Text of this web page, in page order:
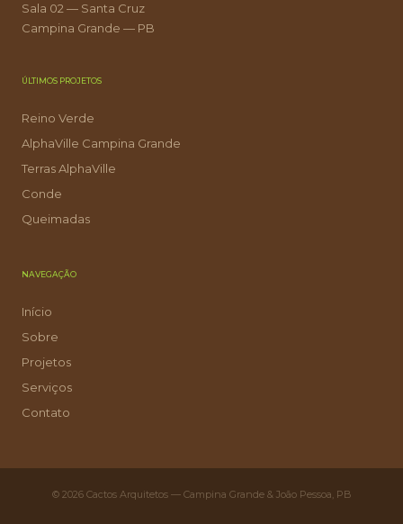
Sala 02 — Santa Cruz
Campina Grande — PB
ÚLTIMOS PROJETOS
Reino Verde
AlphaVille Campina Grande
Terras AlphaVille
Conde
Queimadas
NAVEGAÇÃO
Início
Sobre
Projetos
Serviços
Contato
© 2026 Cactos Arquitetos — Campina Grande & João Pessoa, PB